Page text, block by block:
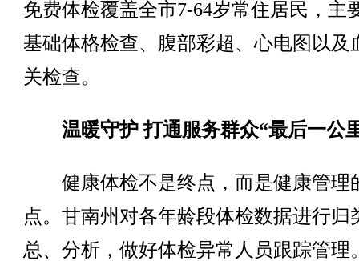
免费体检覆盖全市7-64岁常住居民，主
基础体格检查、腹部彩超、心电图以及
关检查。
温暖守护 打通服务群众“最后一公
健康体检不是终点，而是健康管理
点。甘南州对各年龄段体检数据进行归
总、分析，做好体检异常人员跟踪管理